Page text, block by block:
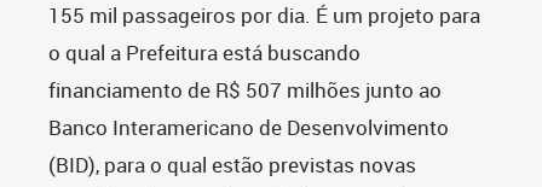
155 mil passageiros por dia. É um projeto para
o qual a Prefeitura está buscando
financiamento de R$ 507 milhões junto ao
Banco Interamericano de Desenvolvimento
(BID), para o qual estão previstas novas